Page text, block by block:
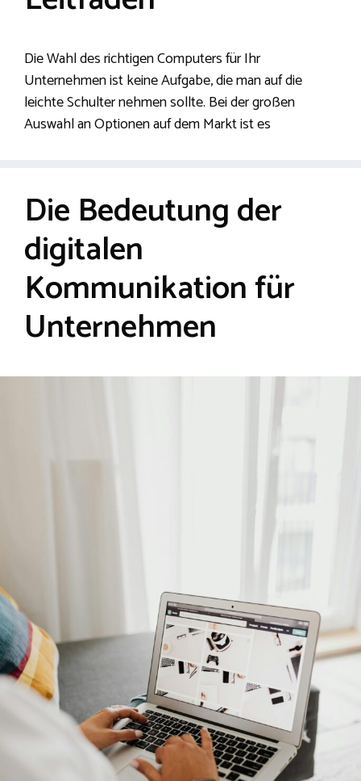
Die Wahl des richtigen Computers für Ihr
Unternehmen ist keine Aufgabe, die man auf die
leichte Schulter nehmen sollte. Bei der großen
Auswahl an Optionen auf dem Markt ist es
Die Bedeutung der
digitalen
Kommunikation für
Unternehmen